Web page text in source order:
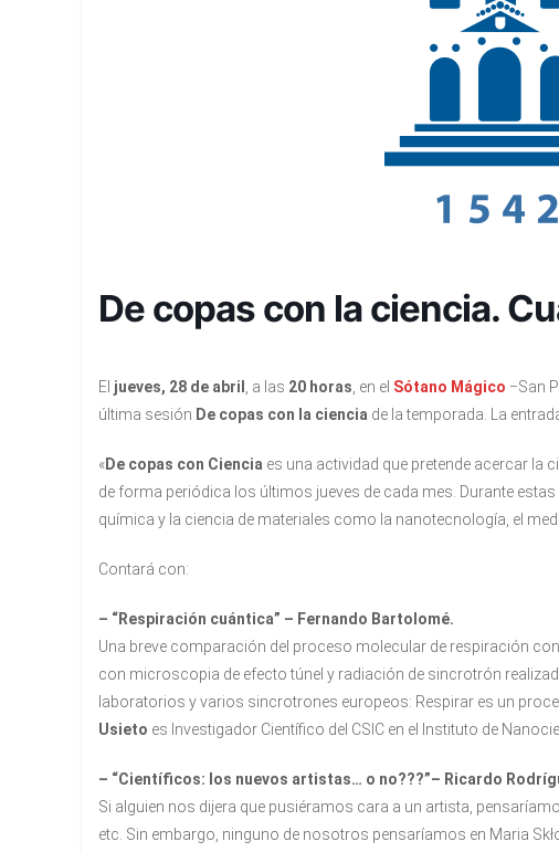
De copas con la ciencia.
El jueves, 28 de abril , a las 20 horas , en el Sótano Mágico −San
última sesión De copas con la ciencia de la temporada. La
«De copas con Ciencia es una actividad que pretende acercar la
de forma periódica los últimos jueves de cada mes. Durante
química y la ciencia de materiales como la nanotecnología, el
Contará con:
– “Respiración cuántica” – Fernando Bartolomé.
Una breve comparación del proceso molecular de respiración
con microscopia de efecto túnel y radiación de sincrotrón
laboratorios y varios sincrotrones europeos: Respirar es un
Usieto es Investigador Científico del CSIC en el Instituto de
– “Científicos: los nuevos artistas… o no???”– Ricardo
Si alguien nos dijera que pusiéramos cara a un artista,
etc. Sin embargo, ninguno de nosotros pensaríamos en Maria